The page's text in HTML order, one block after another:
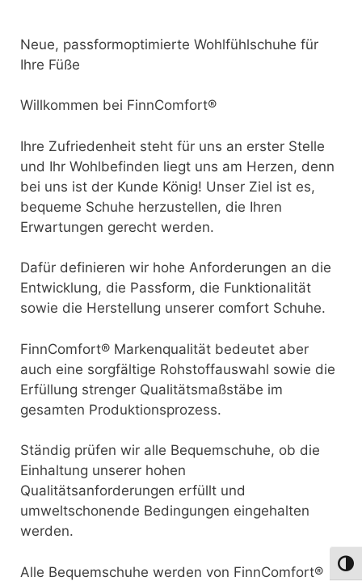
Neue, passformoptimierte Wohlfühlschuhe für
Ihre Füße
Willkommen bei FinnComfort®
Ihre Zufriedenheit steht für uns an erster Stelle
und Ihr Wohlbefinden liegt uns am Herzen, denn
bei uns ist der Kunde König! Unser Ziel ist es,
bequeme Schuhe herzustellen, die Ihren
Erwartungen gerecht werden.
Dafür definieren wir hohe Anforderungen an die
Entwicklung, die Passform, die Funktionalität
sowie die Herstellung unserer comfort Schuhe.
FinnComfort® Markenqualität bedeutet aber
auch eine sorgfältige Rohstoffauswahl sowie die
Erfüllung strenger Qualitätsmaßstäbe im
gesamten Produktionsprozess.
Ständig prüfen wir alle Bequemschuhe, ob die
Einhaltung unserer hohen
Qualitätsanforderungen erfüllt und
umweltschonende Bedingungen eingehalten
werden.
Alle Bequemschuhe werden von FinnComfort®